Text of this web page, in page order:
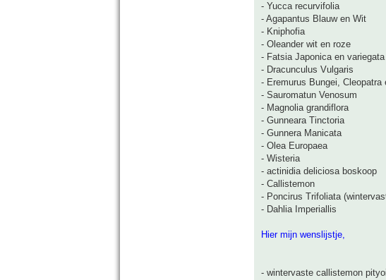
- Yucca recurvifolia
- Agapantus Blauw en Wit
- Kniphofia
- Oleander wit en roze
- Fatsia Japonica en variegata
- Dracunculus Vulgaris
- Eremurus Bungei, Cleopatra
- Sauromatun Venosum
- Magnolia grandiflora
- Gunneara Tinctoria
- Gunnera Manicata
- Olea Europaea
- Wisteria
- actinidia deliciosa boskoop
- Callistemon
- Poncirus Trifoliata
- Dahlia Imperiallis
Hier mijn wenslijstje,
- wintervaste callistemon